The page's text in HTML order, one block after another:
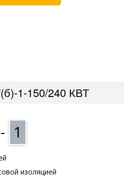
1-150/240 КВТ
- 1
изоляцией